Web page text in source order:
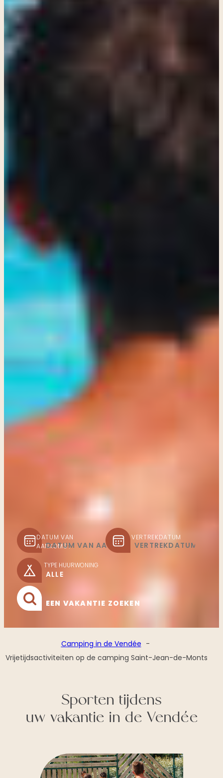
DATUM VAN
AANKOMST
VERTREKDATUM
TYPE HUURWONING
EEN VAKANTIE ZOEKEN
Camping in de Vendée
Vrijetijdsactiviteiten op de camping Saint-Jean-de-Monts
Sporten tijdens
uw vakantie in de Vendée